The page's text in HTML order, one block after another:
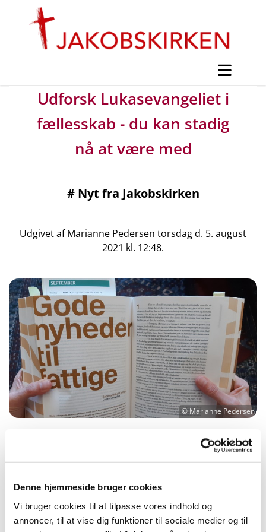
Denne hjemmeside bruger cookies
Vi bruger cookies til at tilpasse vores indhold og
annoncer, til at vise dig funktioner til sociale medier og til
Udforsk Lukasevangeliet i
fællesskab - du kan stadig
nå at være med
# Nyt fra Jakobskirken
Udgivet af Marianne Pedersen torsdag d. 5. august
2021 kl. 12:48.
© Marianne Pedersen
Udforsk Lukasevangeliet i fællesskab - du
kan stadig nå at være med
Har du lyst til at være med til at gå på opdagelse i
en af Bibelens forunderlige fortællinger?
Så har du chancen i efteråret 2021, hvor vi seks